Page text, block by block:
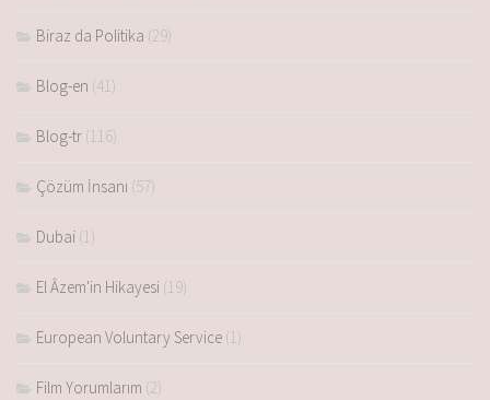
Biraz da Politika (29)
Blog-en (41)
Blog-tr (116)
Çözüm İnsanı (57)
Dubai (1)
El Âzem'in Hikayesi (19)
European Voluntary Service (1)
Film Yorumlarım (2)